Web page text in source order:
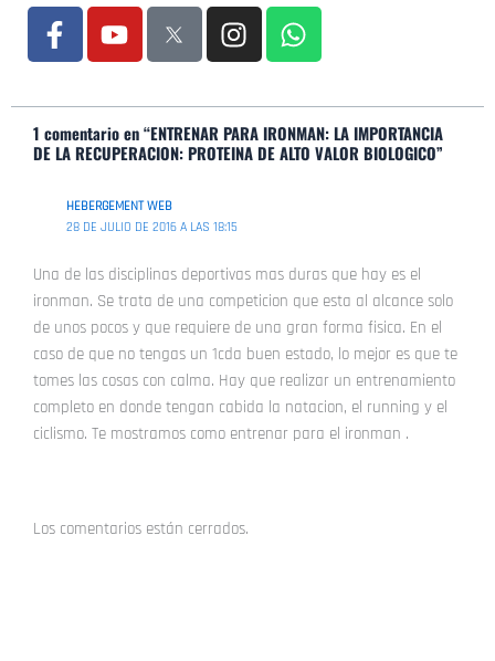
F
a
c
e
b
o
f
Y
o
u
t
u
b
I
n
s
t
a
g
m
W
h
a
t
s
a
1 comentario en “ENTRENAR PARA IRONMAN: LA IMPORTANCIA
DE LA RECUPERACION: PROTEINA DE ALTO VALOR BIOLOGICO”
HEBERGEMENT WEB
28 DE JULIO DE 2016 A LAS 18:15
Una de las disciplinas deportivas mas duras que hay es el
ironman. Se trata de una competicion que esta al alcance solo
de unos pocos y que requiere de una gran forma fisica. En el
caso de que no tengas un 1cda buen estado, lo mejor es que te
tomes las cosas con calma. Hay que realizar un entrenamiento
completo en donde tengan cabida la natacion, el running y el
ciclismo. Te mostramos como entrenar para el ironman .
Los comentarios están cerrados.